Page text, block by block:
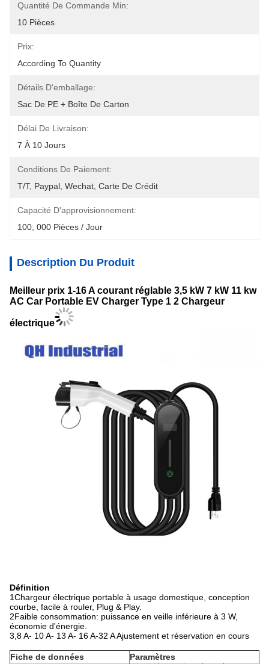
Quantité De Commande Min:
10 Pièces
Prix:
According To Quantity
Détails D'emballage:
Sac De PE + Boîte De Carton
Délai De Livraison:
7 À 10 Jours
Conditions De Paiement:
T/T, Paypal, Wechat, Carte De Crédit
Capacité D'approvisionnement:
100, 000 Pièces / Jour
Description Du Produit
Meilleur prix 1-16 A courant réglable 3,5 kW 7 kW 11 kw
AC Car Portable EV Charger Type 1 2 Chargeur
électrique
Définition
1Chargeur électrique portable à usage domestique, conception
courbe, facile à rouler, Plug & Play.
2Faible consommation: puissance en veille inférieure à 3 W,
économie d'énergie.
3,8 A- 10 A- 13 A- 16 A-32 A Ajustement et réservation en cours
Fiche de données Paramètres